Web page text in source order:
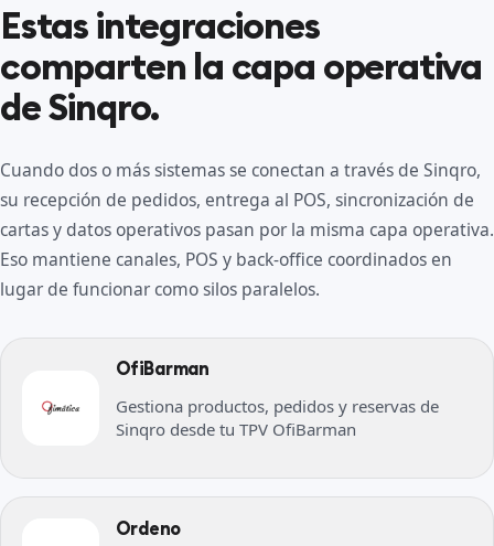
Estas integraciones
comparten la capa operativa
de Sinqro.
Cuando dos o más sistemas se conectan a través de Sinqro,
su recepción de pedidos, entrega al POS, sincronización de
cartas y datos operativos pasan por la misma capa operativa.
Eso mantiene canales, POS y back-office coordinados en
lugar de funcionar como silos paralelos.
OfiBarman
Gestiona productos, pedidos y reservas de
Sinqro desde tu TPV OfiBarman
Ordeno